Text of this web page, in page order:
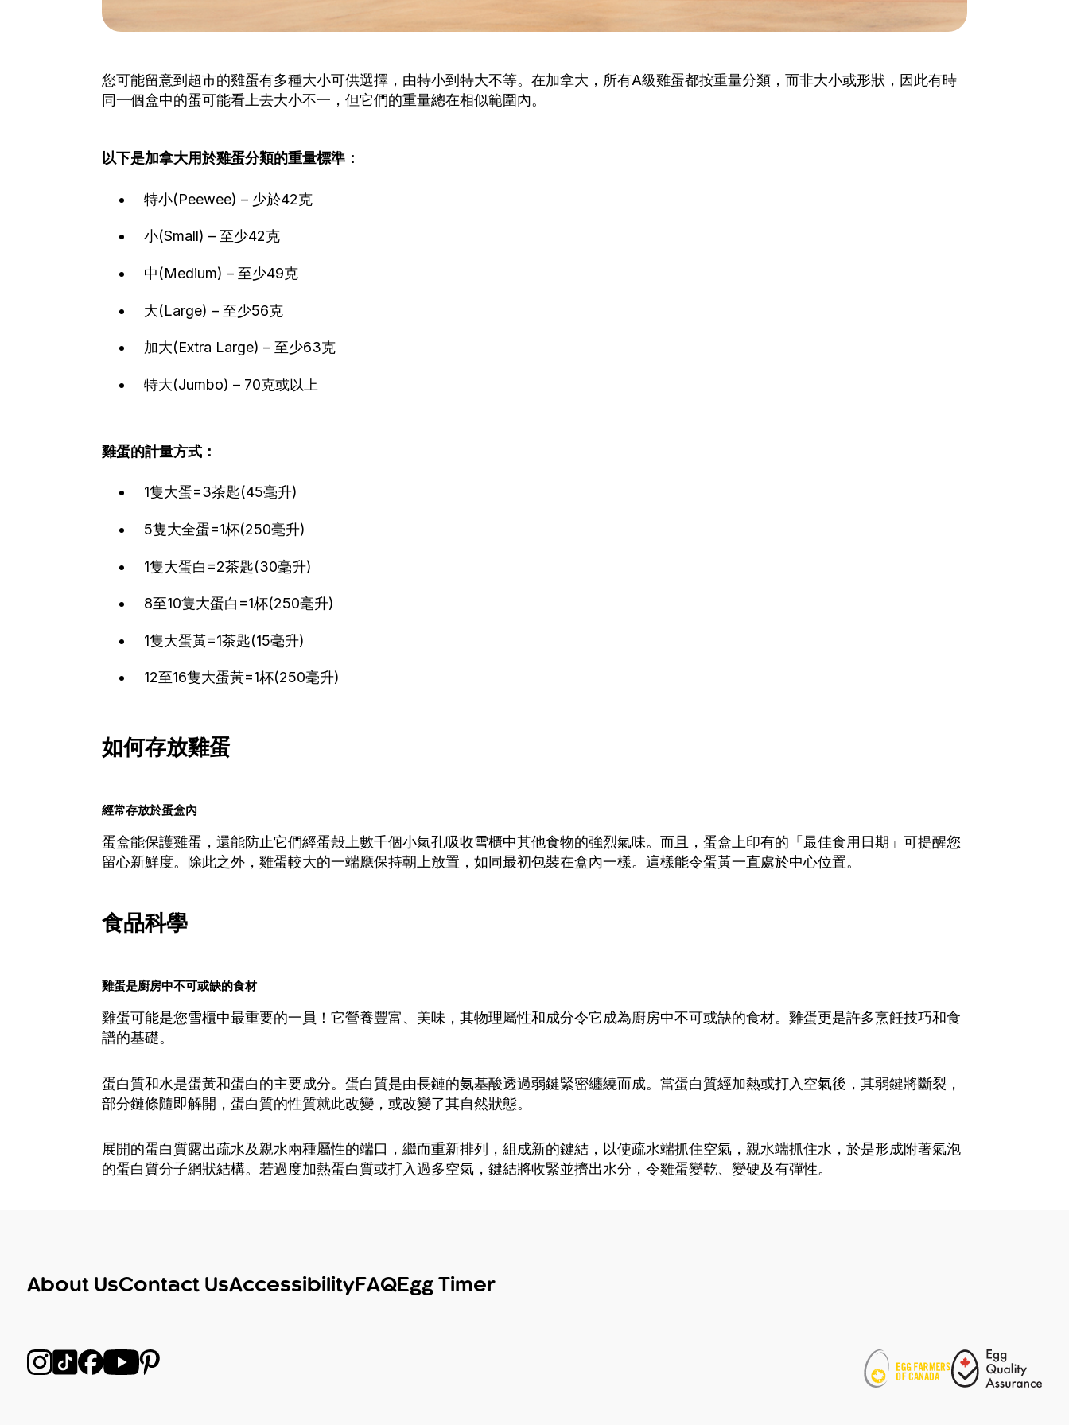
您可能留意到超市的雞蛋有多種大小可供選擇，由特小到特大不等。在加拿大，所有A級雞蛋都按重量分類，而非大小或形狀，因此有時
同一個盒中的蛋可能看上去大小不一，但它們的重量總在相似範圍內。
以下是加拿大用於雞蛋分類的重量標準：
特小(Peewee) – 少於42克
小(Small) – 至少42克
中(Medium) – 至少49克
大(Large) – 至少56克
加大(Extra Large) – 至少63克
特大(Jumbo) – 70克或以上
雞蛋的計量方式：
1隻大蛋=3茶匙(45毫升)
5隻大全蛋=1杯(250毫升)
1隻大蛋白=2茶匙(30毫升)
8至10隻大蛋白=1杯(250毫升)
1隻大蛋黃=1茶匙(15毫升)
12至16隻大蛋黃=1杯(250毫升)
如何存放雞蛋
經常存放於蛋盒內
蛋盒能保護雞蛋，還能防止它們經蛋殼上數千個小氣孔吸收雪櫃中其他食物的強烈氣味。而且，蛋盒上印有的「最佳食用日期」可提醒您
留心新鮮度。除此之外，雞蛋較大的一端應保持朝上放置，如同最初包裝在盒內一樣。這樣能令蛋黃一直處於中心位置。
食品科學
雞蛋是廚房中不可或缺的食材
雞蛋可能是您雪櫃中最重要的一員！它營養豐富、美味，其物理屬性和成分令它成為廚房中不可或缺的食材。雞蛋更是許多烹飪技巧和食
譜的基礎。
蛋白質和水是蛋黃和蛋白的主要成分。蛋白質是由長鏈的氨基酸透過弱鍵緊密纏繞而成。當蛋白質經加熱或打入空氣後，其弱鍵將斷裂，
部分鏈條隨即解開，蛋白質的性質就此改變，或改變了其自然狀態。
展開的蛋白質露出疏水及親水兩種屬性的端口，繼而重新排列，組成新的鍵結，以使疏水端抓住空氣，親水端抓住水，於是形成附著氣泡
的蛋白質分子網狀結構。若過度加熱蛋白質或打入過多空氣，鍵結將收緊並擠出水分，令雞蛋變乾、變硬及有彈性。
About UsContact UsAccessibilityFAQEgg Timer
在 Instagram 上關注我們
在 TikTok 上关注我们
在 Facebook 上關注我們
在 YouTube 上關注我們
在 Pinterest 上關注我們